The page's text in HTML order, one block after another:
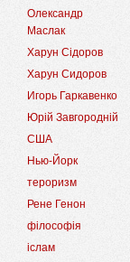
Олександр
Маслак
Харун Сідоров
Харун Сидоров
Игорь Гаркавенко
Юрій Завгородній
США
Нью-Йорк
тероризм
Рене Генон
філософія
іслам